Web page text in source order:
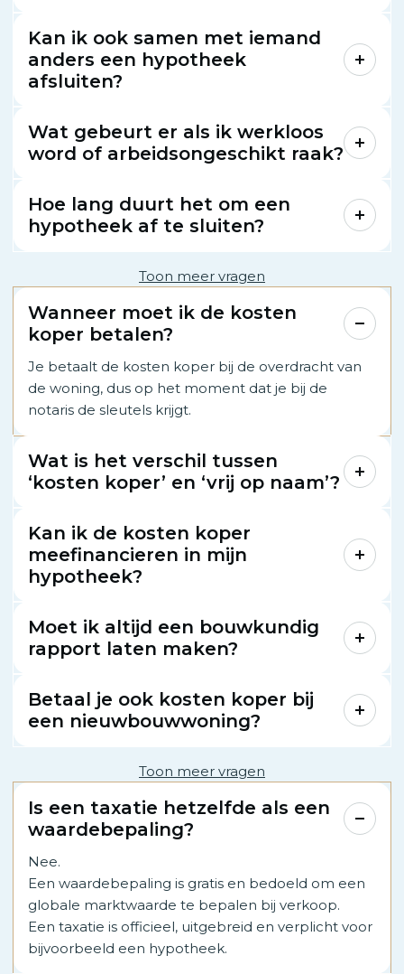
Kan ik ook samen met iemand
anders een hypotheek
afsluiten?
Wat gebeurt er als ik werkloos
word of arbeidsongeschikt raak?
Hoe lang duurt het om een
hypotheek af te sluiten?
Toon meer vragen
Wanneer moet ik de kosten
koper betalen?
Je betaalt de kosten koper bij de overdracht van
de woning, dus op het moment dat je bij de
notaris de sleutels krijgt.
Wat is het verschil tussen
‘kosten koper’ en ‘vrij op naam’?
Kan ik de kosten koper
meefinancieren in mijn
hypotheek?
Moet ik altijd een bouwkundig
rapport laten maken?
Betaal je ook kosten koper bij
een nieuwbouwwoning?
Toon meer vragen
Is een taxatie hetzelfde als een
waardebepaling?
Nee.
Een waardebepaling is gratis en bedoeld om een
globale marktwaarde te bepalen bij verkoop.
Een taxatie is officieel, uitgebreid en verplicht voor
bijvoorbeeld een hypotheek.